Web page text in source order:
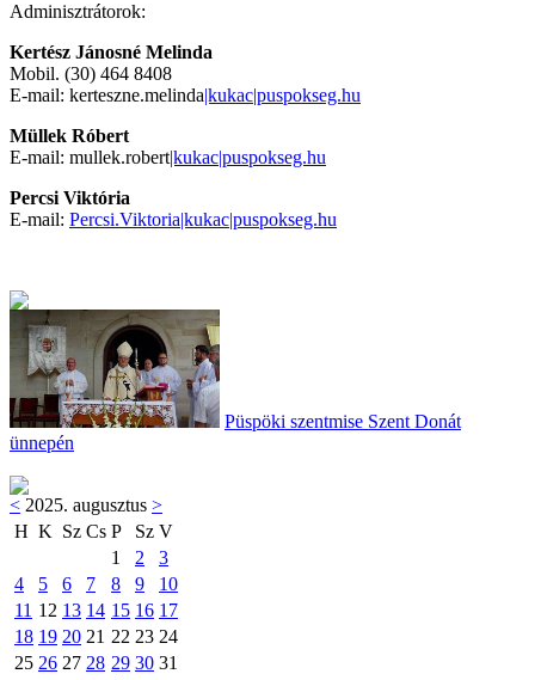
Adminisztrátorok:
Kertész Jánosné Melinda
Mobil. (30) 464 8408
E-mail: kerteszne.melinda|kukac|puspokseg.hu
Müllek Róbert
E-mail: mullek.robert|kukac|puspokseg.hu
Percsi Viktória
E-mail: Percsi.Viktoria|kukac|puspokseg.hu
Püspöki szentmise Szent Donát
ünnepén
< 2025. augusztus >
H K Sz Cs P Sz V
1
2
3
4
5 6 7 8 9
10
11 12 13 14 15 16 17
18 19 20 21 22 23 24
25 26 27 28 29 30 31